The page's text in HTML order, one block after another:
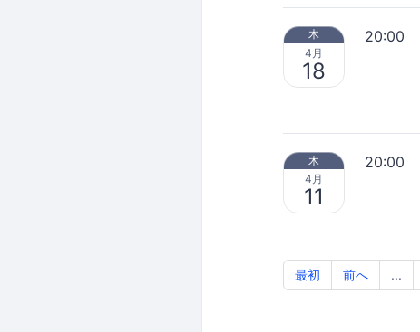
木
4月
18
20:00
木
4月
11
20:00
最初 前へ ...